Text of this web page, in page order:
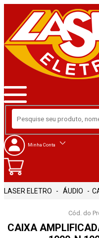
Minha Conta
ÁUDIO
Cód. do
CAIXA